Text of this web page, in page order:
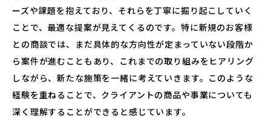
ーズや課題を抱えており、それらを丁寧に掘り起こしていく
ことで、最適な提案が見えてくるのです。特に新規のお客様
との商談では、まだ具体的な方向性が定まっていない段階か
ら案件が進むこともあり、これまでの取り組みをヒアリング
しながら、新たな施策を一緒に考えていきます。このような
経験を重ねることで、クライアントの商品や事業についても
深く理解することができると感じています。